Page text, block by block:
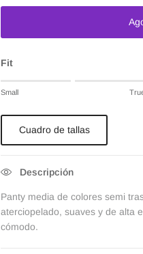
Fit
Rating of 4 means Large.
The rating of this product for "" is
Small
Cuadro de tallas
Descripción
Panty media de colores semi
aterciopelado, suaves y de alta
cómodo.